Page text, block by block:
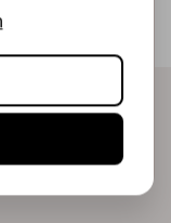
producten